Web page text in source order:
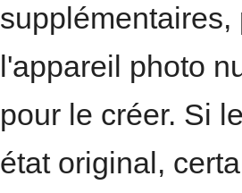
l'appareil photo
pour le créer. Si
état original,